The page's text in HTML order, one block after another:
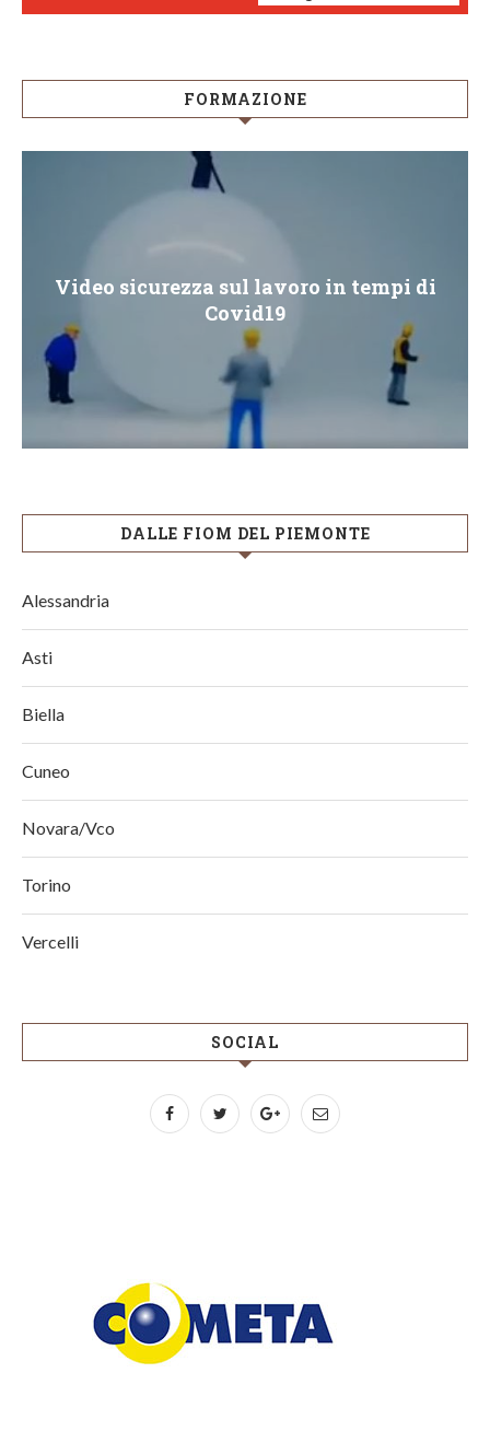
FORMAZIONE
Video sicurezza sul lavoro in tempi di
Covid19
DALLE FIOM DEL PIEMONTE
Alessandria
Asti
Biella
Cuneo
Novara/Vco
Torino
Vercelli
SOCIAL